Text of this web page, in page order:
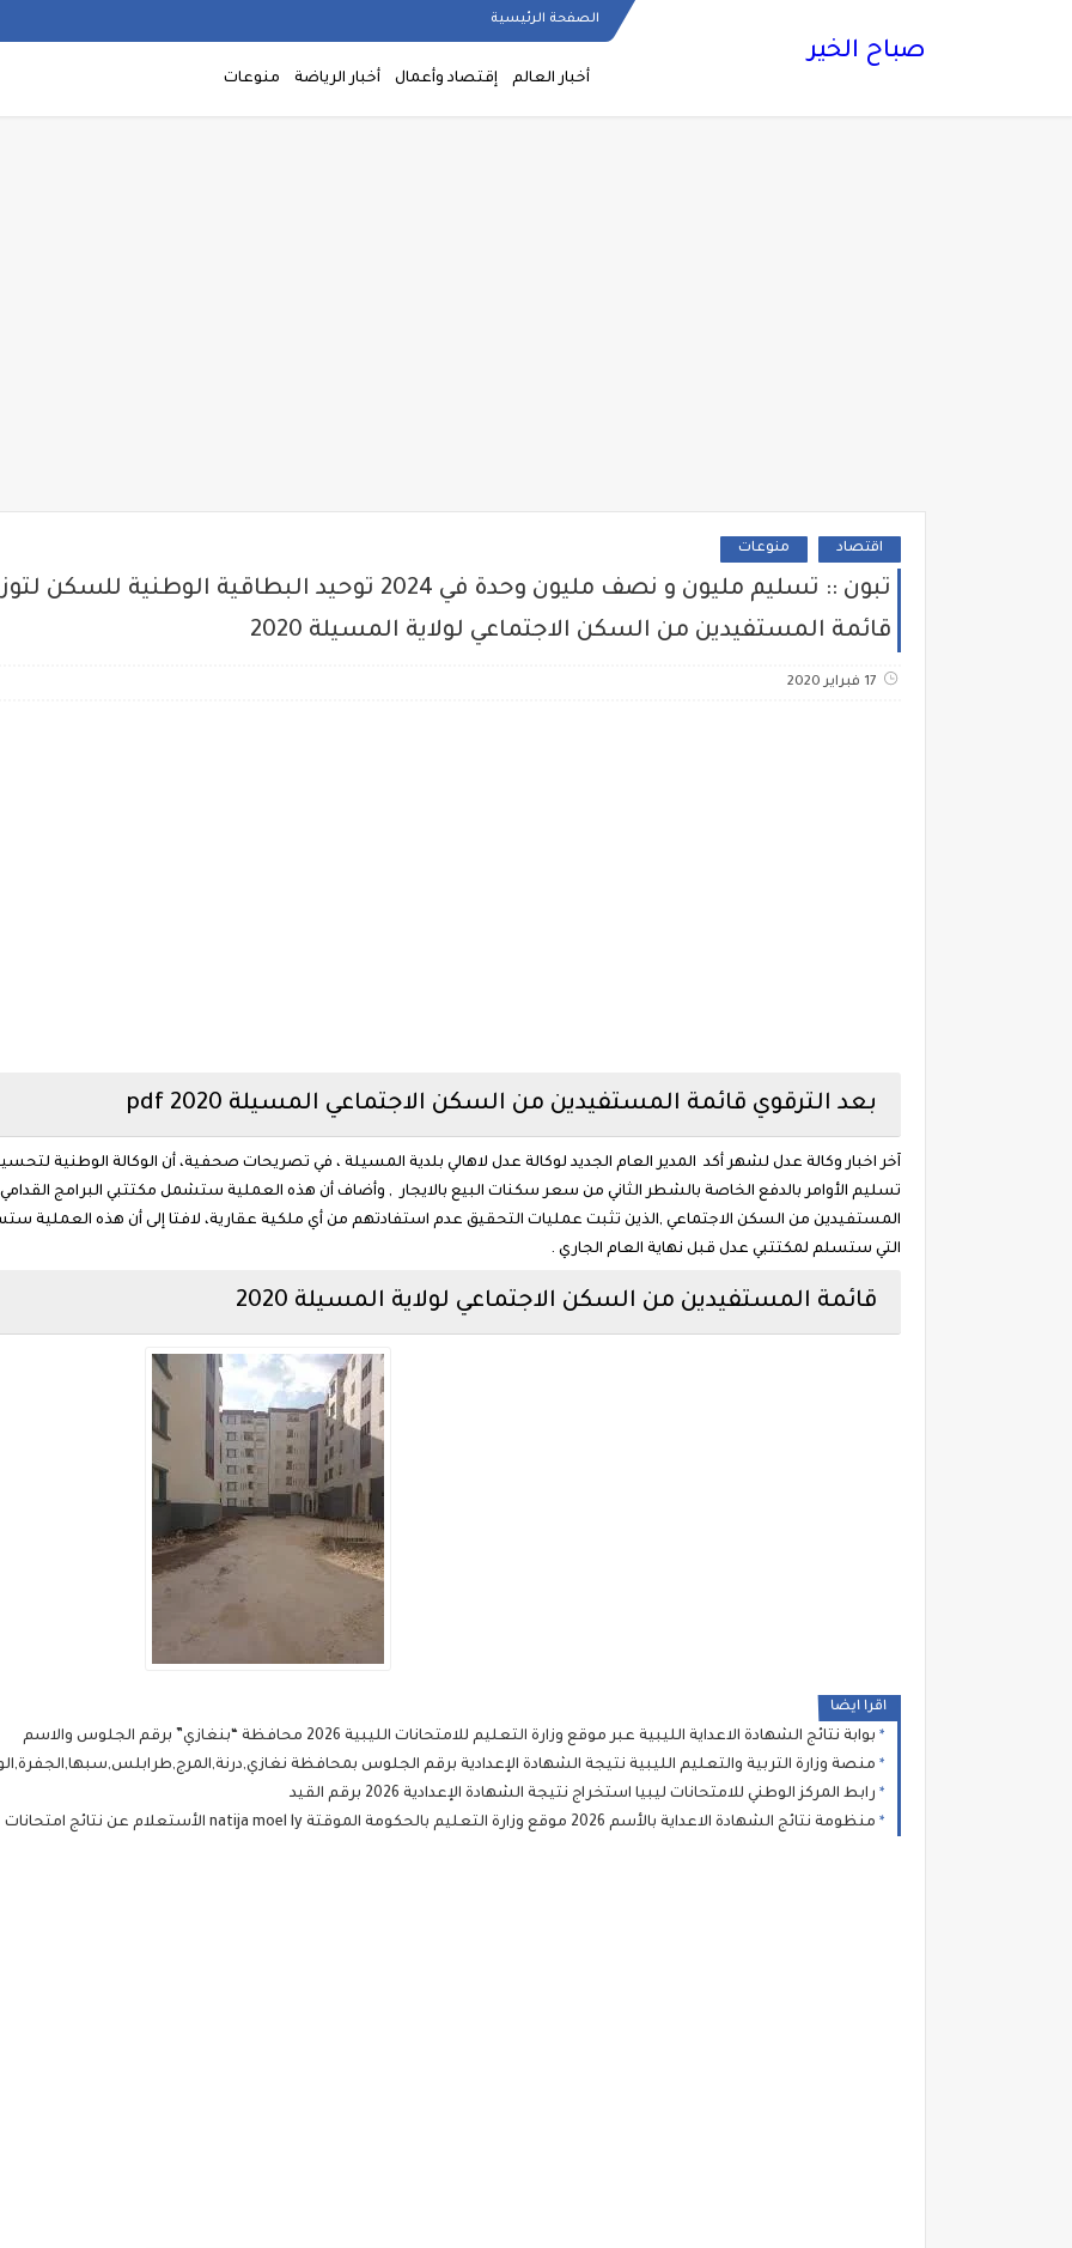
الصفحة الرئيسية
صباح الخير
أخبار العالم إقتصاد وأعمال أخبار الرياضة منوعات
اقتصاد منوعات
تبون :: تسليم مليون و نصف مليون وحدة في 2024 توحيد
قائمة المستفيدين من السكن الاجتماعي لولاية المسيلة 2020
17 فبراير 2020
بعد الترقوي قائمة المستفيدين من السكن الاجتماعي المسيلة 2020 pdf
آخر اخبار وكالة عدل لشهر أكد المدير العام الجديد لوكالة عدل لاهالي بلدية المسيلة ، في تصريحات صحفية، أن الوكالة الوطنية
المستفيدين من السكن الاجتماعي ,الذين تثبت عمليات التحقيق عدم استفادتهم من أي ملكية عقارية، لافتا إلى أن هذه العملية
التي ستسلم لمكتتبي عدل قبل نهاية العام الجاري .
قائمة المستفيدين من السكن الاجتماعي لولاية المسيلة 2020
اقرا ايضا
بوابة نتائج الشهادة الاعداية الليبية عبر موقع وزارة التعليم للامتحانات الليبية 2026 محافظة “بنغازي” برقم الجلوس والاسم
منصة وزارة التربية والتعليم الليبية نتيجة الشهادة الإعدادية برقم الجلوس بمحافظة نغازي,درنة,المرج,طرابلس,سبها,الجفرة,الواحا
رابط المركز الوطني للامتحانات ليبيا استخراج نتيجة الشهادة الإعدادية 2026 برقم القيد
منظومة نتائج الشهادة الاعداية بالأسم 2026 موقع وزارة التعليم بالحكومة الموقتة natija moel ly الأستعلام عن نتائج امتحانات شهادة مرحلة التعليم الأساسي الإعدادية ليبيا